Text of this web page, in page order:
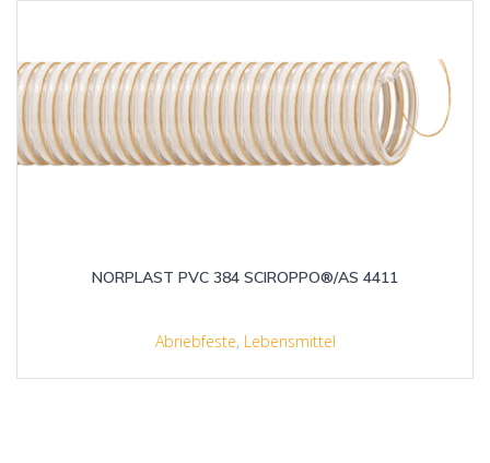
NORPLAST PVC 384 SCIROPPO®/AS 4411
Abriebfeste, Lebensmittel